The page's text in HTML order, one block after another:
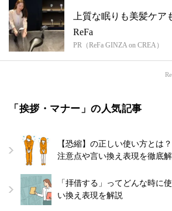
上質な眠りも美髪ケア
ReFa
PR（ReFa GINZA on CREA）
「挨拶・マナー」の人気記事
【恐縮】の正しい使い方とは
注意点や言い換え表現を徹底
「拝借する」ってどんな時に
い換え表現を解説